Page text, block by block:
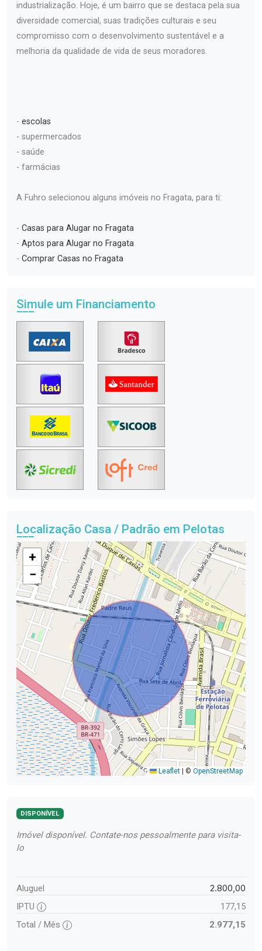
industrialização. Hoje, é um bairro que se destaca pela sua
diversidade comercial, suas tradições culturais e seu
compromisso com o desenvolvimento sustentável e a
melhoria da qualidade de vida de seus moradores.
- escolas
- supermercados
- saúde
- farmácias
A Fuhro selecionou alguns imóveis no Fragata, para ti:
- Casas para Alugar no Fragata
- Aptos para Alugar no Fragata
- Comprar Casas no Fragata
Simule um Financiamento
Localização Casa / Padrão em Pelotas
+
−
Leaflet © OpenStreetMap
DISPONÍVEL
Imóvel disponível. Contate-nos pessoalmente para visita-
lo
Aluguel 2.800,00
IPTU
177,15
Total / Mês
2.977,15